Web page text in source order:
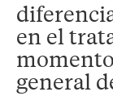
en el
general